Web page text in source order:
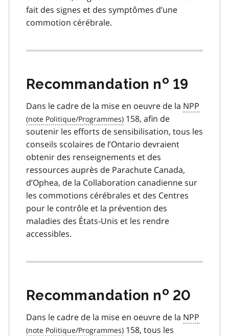
fait des signes et des symptômes d’une
commotion cérébrale.
Recommandation no 19
Dans le cadre de la mise en oeuvre de la NPP
158, afin de
soutenir les efforts de sensibilisation, tous les
conseils scolaires de l’Ontario devraient
obtenir des renseignements et des
ressources auprès de Parachute Canada,
d’Ophea, de la Collaboration canadienne sur
les commotions cérébrales et des Centres
pour le contrôle et la prévention des
maladies des États-Unis et les rendre
accessibles.
Recommandation no 20
Dans le cadre de la mise en oeuvre de la NPP
158, tous les